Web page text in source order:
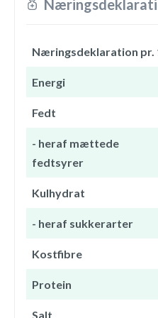
Næringsdeklaration pr.
Energi
Fedt
- heraf mættede
fedtsyrer
Kulhydrat
- heraf sukkerarter
Kostfibre
Protein
Salt